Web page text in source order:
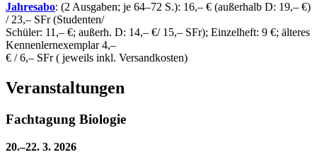
Jahresabo: (2 Ausgaben; je 64–72 S.): 16,– € (außerhalb D: 19,– €)
/ 23,– SFr (Studenten/
Schüler: 11,– €; außerh. D: 14,– €/ 15,– SFr); Einzelheft: 9 €; älteres
Kennenlernexemplar 4,–
€ / 6,– SFr ( jeweils inkl. Versandkosten)
Veranstaltungen
Fachtagung Biologie
20.–22. 3. 2026